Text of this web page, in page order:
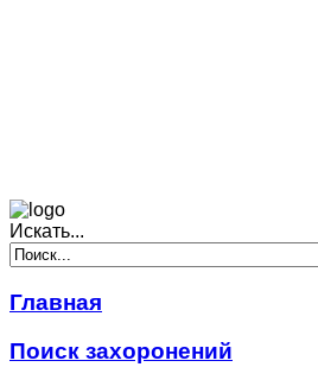
Искать...
Главная
Поиск захоронений